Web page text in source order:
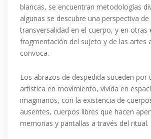
blancas, se encuentran metodologías
algunas se descubre una perspectiva
transversalidad en el cuerpo, y en otras
fragmentación del sujeto y de las artes
convoca.
Los abrazos de despedida suceden por
artística en movimiento, vivida en
imaginarios, con la existencia de
ausentes, cuerpos libres que hacen
memorias y pantallas a través del ritual.